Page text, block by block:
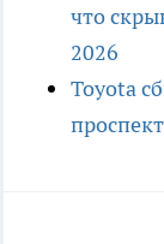
что
2026
Toyota